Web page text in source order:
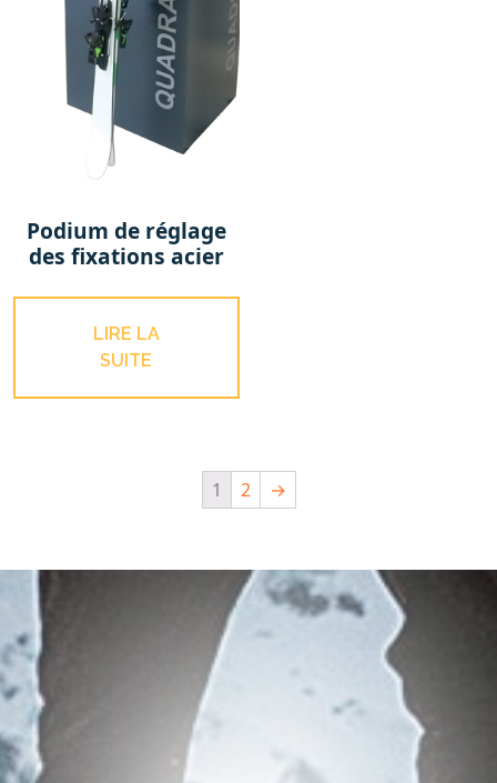
Podium de réglage
des fixations acier
LIRE LA
SUITE
1 2 →